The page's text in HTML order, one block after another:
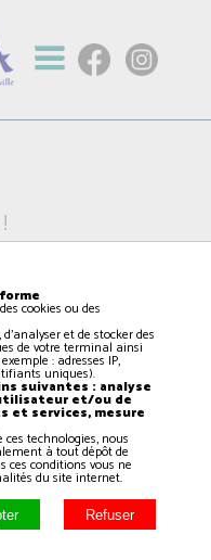
cookies ou des
et de stocker des
de votre terminal ainsi
: adresses IP,
uniques).
suivantes : analyse
et/ou de
et services, mesure
technologies, nous
à tout dépôt de
ces conditions vous ne
du site internet.